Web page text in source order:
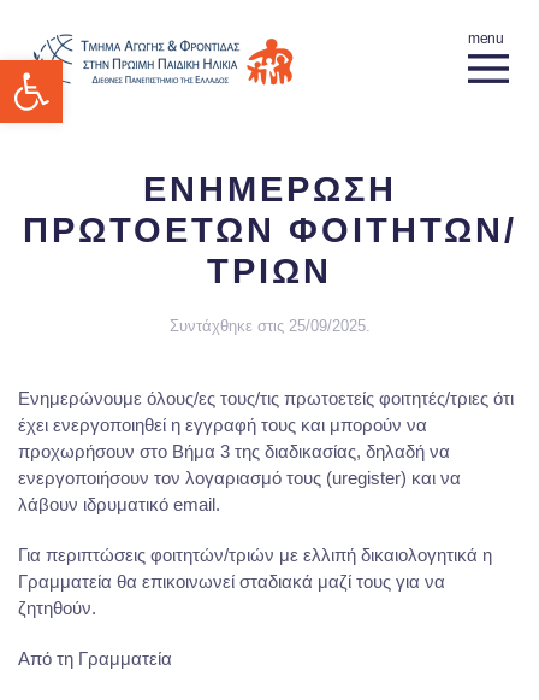
Ανοίξτε τη γραμμή εργαλείων
ΕΝΗΜΕΡΩΣΗ
ΠΡΩΤΟΕΤΩΝ ΦΟΙΤΗΤΩΝ/
ΤΡΙΩΝ
Συντάχθηκε στις 25/09/2025.
Ενημερώνουμε όλους/ες τους/τις πρωτοετείς φοιτητές/τριες ότι
έχει ενεργοποιηθεί η εγγραφή τους και μπορούν να
προχωρήσουν στο Βήμα 3 της διαδικασίας, δηλαδή να
ενεργοποιήσουν τον λογαριασμό τους (uregister) και να
λάβουν ιδρυματικό email.
Για περιπτώσεις φοιτητών/τριών με ελλιπή δικαιολογητικά η
Γραμματεία θα επικοινωνεί σταδιακά μαζί τους για να
ζητηθούν.
Από τη Γραμματεία